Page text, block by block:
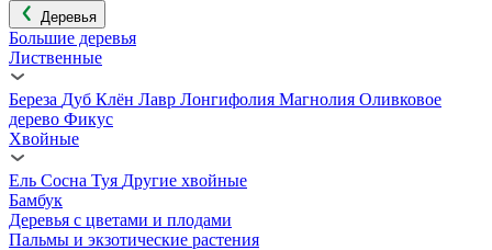
Деревья
Большие деревья
Лиственные
Береза Дуб Клён Лавр Лонгифолия Магнолия Оливковое
дерево Фикус
Хвойные
Ель Сосна Туя Другие хвойные
Бамбук
Деревья с цветами и плодами
Пальмы и экзотические растения